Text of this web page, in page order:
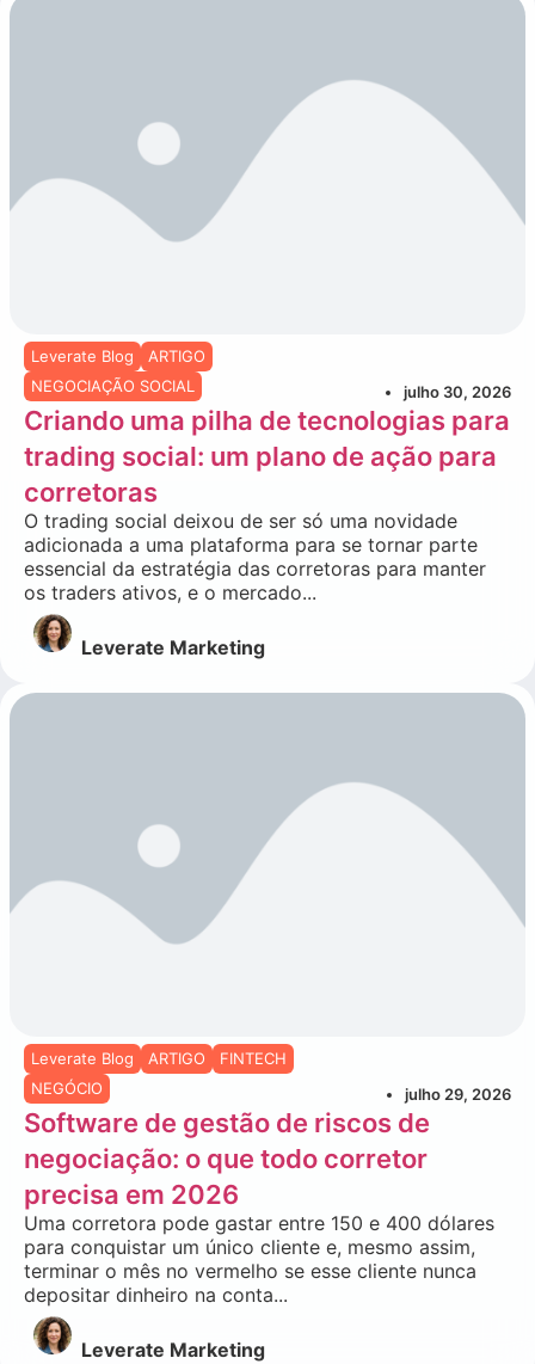
Leverate Blog
ARTIGO
NEGOCIAÇÃO SOCIAL
julho 30, 2026
Criando uma pilha de tecnologias para
trading social: um plano de ação para
corretoras
O trading social deixou de ser só uma novidade
adicionada a uma plataforma para se tornar parte
essencial da estratégia das corretoras para manter
os traders ativos, e o mercado...
Leverate Marketing
Leverate Blog ARTIGO
FINTECH
NEGÓCIO
julho 29, 2026
Software de gestão de riscos de
negociação: o que todo corretor
precisa em 2026
Uma corretora pode gastar entre 150 e 400 dólares
para conquistar um único cliente e, mesmo assim,
terminar o mês no vermelho se esse cliente nunca
depositar dinheiro na conta...
Leverate Marketing